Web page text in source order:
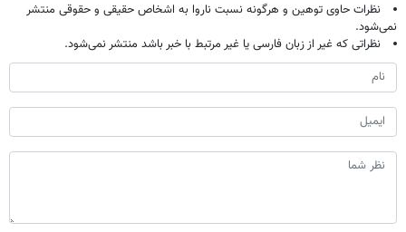
نظرات حاوی توهین و هرگونه نسبت ناروا به اشخاص حقیقی و حقوقی منتشر
نمی‌شود.
نظراتی که غیر از زبان فارسی یا غیر مرتبط با خبر باشد منتشر نمی‌شود.